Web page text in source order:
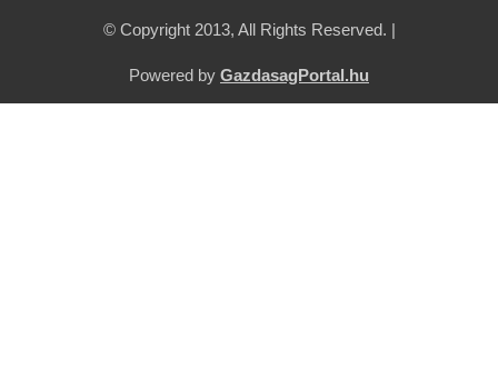
© Copyright 2013, All Rights Reserved. |
Powered by GazdasagPortal.hu